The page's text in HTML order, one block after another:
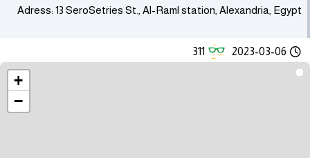
Adress: 13 SeroSetries St., Al-Raml station, Alexandria, Egypt
2023-03-06
311
+
−